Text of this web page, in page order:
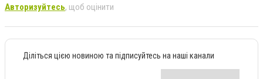
Авторизуйтесь, щоб оцінити
Діліться цією новиною та підписуйтесь на наші канали